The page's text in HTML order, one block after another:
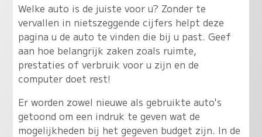
Welke auto is de juiste voor u? Zonder te
vervallen in nietszeggende cijfers helpt deze
pagina u de auto te vinden die bij u past. Geef
aan hoe belangrijk zaken zoals ruimte,
prestaties of verbruik voor u zijn en de
computer doet rest!
Er worden zowel nieuwe als gebruikte auto's
getoond om een indruk te geven wat de
mogelijkheden bij het gegeven budget zijn. In de